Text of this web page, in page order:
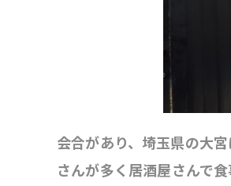
会合があり、埼玉県の大
さんが多く居酒屋さんで